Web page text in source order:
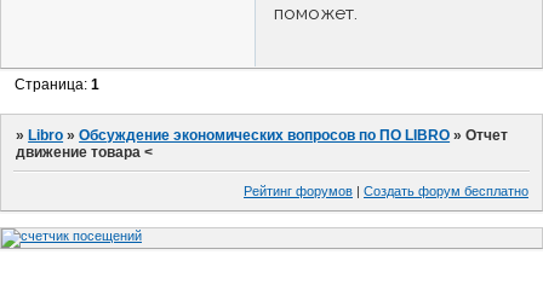
поможет.
Страница:1
» Libro »Обсуждение экономических вопросов по ПО LIBRO »Отчет
движение товара <
Рейтинг форумов | Создать форум бесплатно